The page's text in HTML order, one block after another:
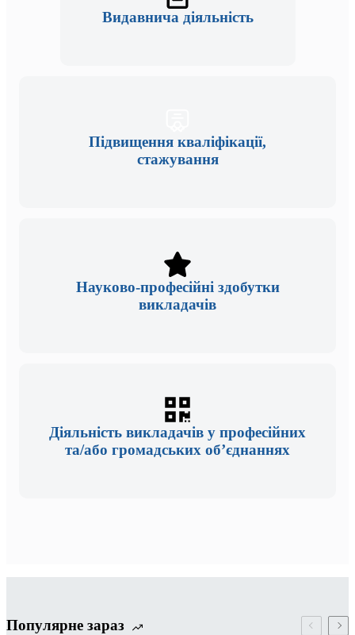
Видавнича діяльність
Підвищення кваліфікації,
стажування
Науково-професійні здобутки
викладачів
Діяльність викладачів у професійних
та/або громадських об’єднаннях
Популярне зараз